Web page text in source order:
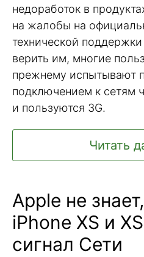
недоработок в
на жалобы на
технической
верить им, многие
прежнему испытывают
подключением к сетям
и пользуются 3G.
Читать
Apple не
iPhone XS и
сигнал Сети